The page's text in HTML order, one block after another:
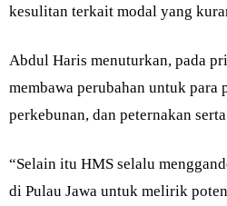
kesulitan terkait modal yang
Abdul Haris menuturkan, pada
membawa perubahan untuk para
perkebunan, dan peternakan
“Selain itu HMS selalu
di Pulau Jawa untuk melirik